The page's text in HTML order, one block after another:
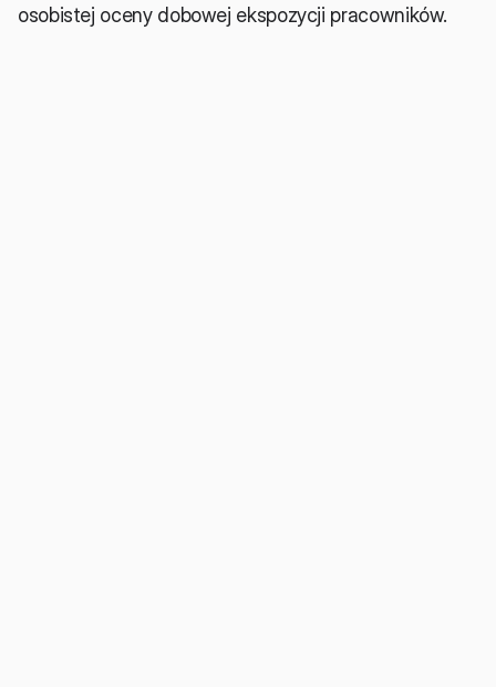
osobistej oceny dobowej ekspozycji pracowników.